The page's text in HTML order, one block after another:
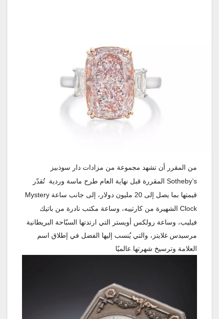
من المقرر أن تشهد مجموعة من مزادات دار سوذبيز
Sotheby’s المقررة قبل نهاية العام طرح ماسة وردية تُقدّر
قيمتها بما يصل إلى مليون دولار، إلى جانب ساعة Mystery
Clock الشهيرة من كارتييه، وساعة مكتب نادرة من باتيك
فيليب، وساعة رولكس أويستر التي ارتدتها السبّاحة البريطانية
مرسيدس غلايتز، والتي يُنسب إليها الفضل في إطلاق اسم
العلامة وترسيخ شهرتها عالميًا